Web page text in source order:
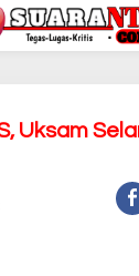
Uksam